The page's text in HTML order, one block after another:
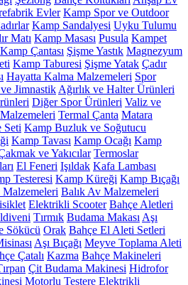
Evler Kamp Spor ve Outdoor
Kamp Sandalyesi Uyku Tulumu
Matı Kamp Masası Pusula Kampet
Kamp Çantası Şişme Yastık Magnezyum
Kamp Taburesi Şişme Yatak Çadır
Hayatta Kalma Malzemeleri Spor
Jimnastik Ağırlık ve Halter Ürünleri
Diğer Spor Ürünleri Valiz ve
Termal Çanta Matara
Seti Kamp Buzluk ve Soğutucu
Kamp Tavası Kamp Ocağı Kamp
ve Yakıcılar Termoslar
El Feneri Işıldak Kafa Lambası
Testeresi Kamp Küreği Kamp Bıçağı
Malzemeleri Balık Av Malzemeleri
Elektrikli Scooter Bahçe Aletleri
Tırmık Budama Makası Aşı
Sökücü Orak Bahçe El Aleti Setleri
Aşı Bıçağı Meyve Toplama Aleti
Çatalı Kazma Bahçe Makineleri
Çit Budama Makinesi Hidrofor
Motorlu Testere Elektrikli